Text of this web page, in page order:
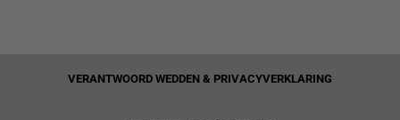
VERANTWOORD WEDDEN & PRIVACYVERKLARING